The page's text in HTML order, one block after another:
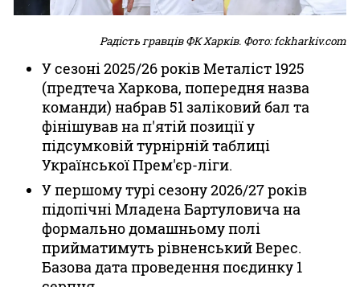
Радість гравців ФК Харків. Фото: fckharkiv.com
У сезоні 2025/26 років Металіст 1925
(предтеча Харкова, попередня назва
команди) набрав 51 заліковий бал та
фінішував на п'ятій позиції у
підсумковій турнірній таблиці
Української Прем'єр-ліги.
У першому турі сезону 2026/27 років
підопічні Младена Бартуловича на
формально домашньому полі
прийматимуть рівненський Верес.
Базова дата проведення поєдинку 1